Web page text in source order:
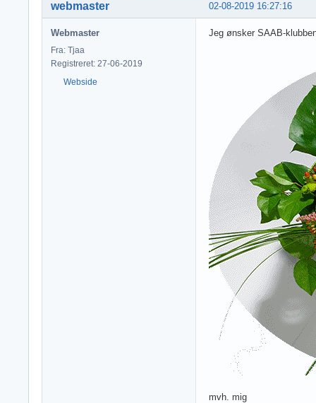
02-08-2019 16:27:16
webmaster
Webmaster
Fra: Tjaa
Registreret: 27-06-2019
Webside
Jeg ønsker SAAB-
mvh. mig